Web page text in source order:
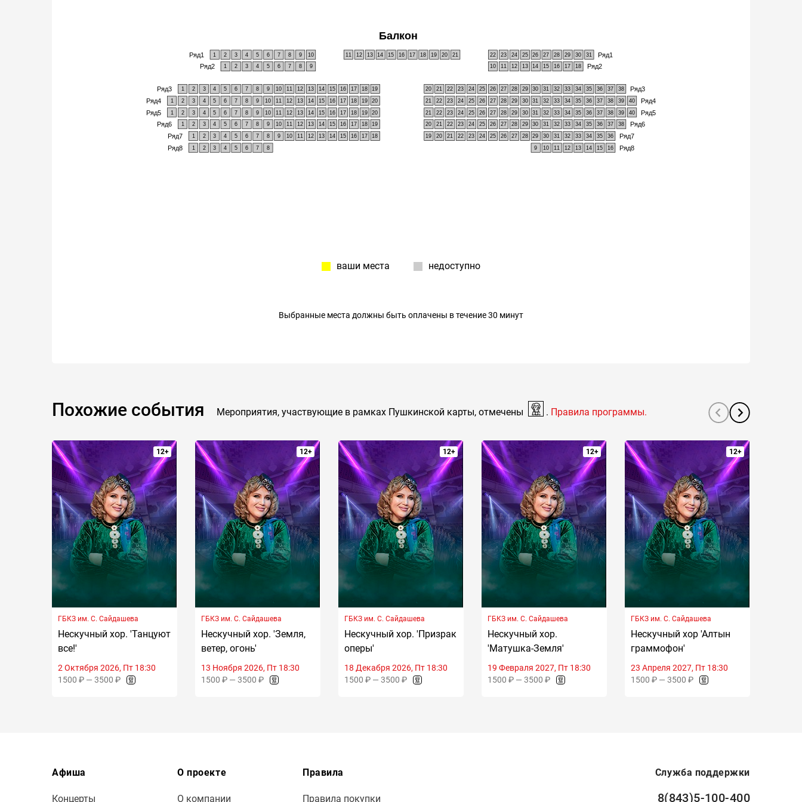
Балкон
Ряд1
Ряд1
Ряд2
Ряд2
Ряд3
Ряд3
Ряд4
Ряд4
Ряд5
Ряд5
Ряд6
Ряд6
Ряд7
Ряд7
Ряд8
Ряд8
1 2 3 4 5 6 7 8 9 10 11 12 13 14 15 16 17 18 19 20 21 22 23 24 25 26 27 28 29 30 31
1 2 3 4 5 6 7 8 9 10 11 12 13 14 15 16 17 18
1 2 3 4 5 6 7 8 9 10 11 12 13 14 15 16 17 18 19 20 21 22 23 24 25 26 27 28 29 30 31 32 33 34 35 36 37 38
1 2 3 4 5 6 7 8 9 10 11 12 13 14 15 16 17 18 19 20 21 22 23 24 25 26 27 28 29 30 31 32 33 34 35 36 37 38 39 40
1 2 3 4 5 6 7 8 9 10 11 12 13 14 15 16 17 18 19 20 21 22 23 24 25 26 27 28 29 30 31 32 33 34 35 36 37 38 39 40
1 2 3 4 5 6 7 8 9 10 11 12 13 14 15 16 17 18 19 20 21 22 23 24 25 26 27 28 29 30 31 32 33 34 35 36 37 38
1 2 3 4 5 6 7 8 9 10 11 12 13 14 15 16 17 18 19 20 21 22 23 24 25 26 27 28 29 30 31 32 33 34 35
36
1
2 3 4 5 6 7 8 9 10 11 12 13 14 15 16
ваши места недоступно
Выбранные места должны быть оплачены в течение 30 минут
Похожие события Мероприятия, участвующие в рамках Пушкинской карты, отмечены . Правила программы.
12+
ГБКЗ им. С. Сайдашева
Нескучный хор. 'Танцуют
все!'
2 Октября 2026, Пт 18:30
1500 ₽ — 3500 ₽
12+
ГБКЗ им. С. Сайдашева
Нескучный хор. 'Земля,
ветер, огонь'
13 Ноября 2026, Пт 18:30
1500 ₽ — 3500 ₽
12+
ГБКЗ им. С. Сайдашева
Нескучный хор. 'Призрак
оперы'
18 Декабря 2026, Пт 18:30
1500 ₽ — 3500 ₽
12+
ГБКЗ им. С. Сайдашева
Нескучный хор.
'Матушка-Земля'
19 Февраля 2027, Пт 18:30
1500 ₽ — 3500 ₽
12+
ГБКЗ им. С. Сайдашева
Нескучный хор 'Алтын
граммофон'
23 Апреля 2027, Пт 18:30
1500 ₽ — 3500 ₽
Афиша
Концерты
О проекте
О компании
Правила
Правила покупки
Служба поддержки
8(843)5-100-400